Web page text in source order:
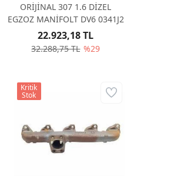
ORİJİNAL 307 1.6 DİZEL
EGZOZ MANİFOLT DV6 0341J2
32.288,75 TL %29
22.923,18 TL
Kritik
Stok